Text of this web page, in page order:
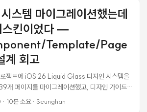
를 법원 제출서류에 인용했다가 제재를 받았다.
었던 거다. 법률 도메인에서 AI 환각은 그냥 버그
로 번진다. 이번 작업에서 내가 만든 서비스도 같
. 사용자가 법령 개정 diff를 보면서 “이 개정이 우
같은 후속 질문을 하면, LLM이 답변을 돌려주면서
인용이 진짜인지 아닌지를 사용자에게 떠넘길 수
스템 마이그레이션했는데
킨이었다 —
Template/Page
회고
젝트에 iOS 26 Liquid Glass 디자인 시스템을
개 페이지를 마이그레이션했고, 디자인 가이드
. 18개 파일로 구성된 마이그레이션 설계서도 있
· 10분 소요· Seunghan